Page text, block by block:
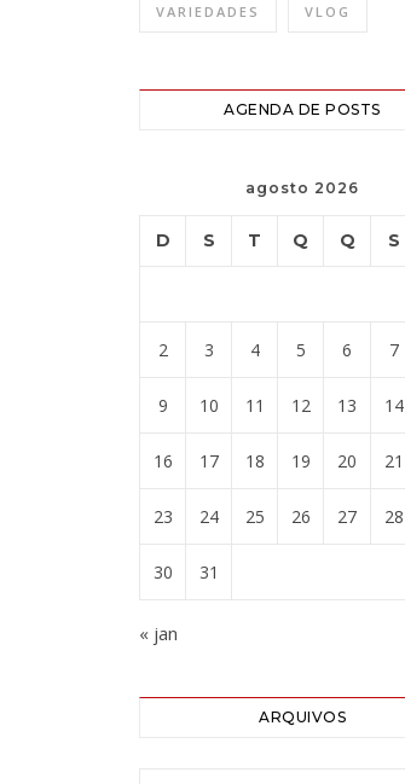
VARIEDADES VLOG
AGENDA DE POSTS
agosto 2026
D S T Q Q S
2 3 4 5 6 7
9 10 11 12 13 14
16 17 18 19 20 21
23 24 25 26 27 28
30 31
« jan
ARQUIVOS